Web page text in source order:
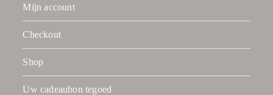
Mijn account
Checkout
Shop
Uw cadeaubon tegoed